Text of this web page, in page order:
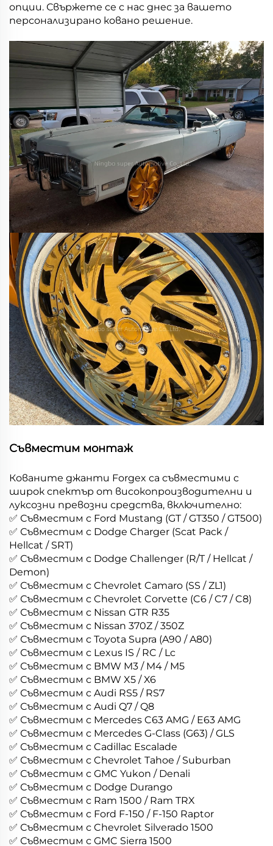
опции. Свържете се с нас днес за вашето
персонализирано ковано решение.
Съвместим монтаж
Кованите джанти Forgex са съвместими с
широк спектър от високопроизводителни и
луксозни превозни средства, включително:
✅ Съвместим с Ford Mustang (GT / GT350 / GT500)
✅ Съвместим с Dodge Charger (Scat Pack /
Hellcat / SRT)
✅ Съвместим с Dodge Challenger (R/T / Hellcat /
Demon)
✅ Съвместим с Chevrolet Camaro (SS / ZL1)
✅ Съвместим с Chevrolet Corvette (C6 / C7 / C8)
✅ Съвместим с Nissan GTR R35
✅ Съвместим с Nissan 370Z / 350Z
✅ Съвместим с Toyota Supra (A90 / A80)
✅ Съвместим с Lexus IS / RC / Lc
✅ Съвместим с BMW M3 / M4 / M5
✅ Съвместим с BMW X5 / X6
✅ Съвместим с Audi RS5 / RS7
✅ Съвместим с Audi Q7 / Q8
✅ Съвместим с Mercedes C63 AMG / E63 AMG
✅ Съвместим с Mercedes G-Class (G63) / GLS
✅ Съвместим с Cadillac Escalade
✅ Съвместим с Chevrolet Tahoe / Suburban
✅ Съвместим с GMC Yukon / Denali
✅ Съвместим с Dodge Durango
✅ Съвместим с Ram 1500 / Ram TRX
✅ Съвместим с Ford F-150 / F-150 Raptor
✅ Съвместим с Chevrolet Silverado 1500
✅ Съвместим с GMC Sierra 1500